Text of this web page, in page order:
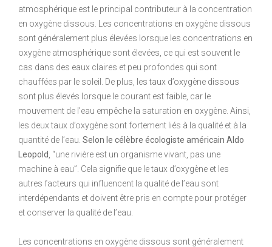
atmosphérique est le principal contributeur à la concentration
en oxygène dissous. Les concentrations en oxygène dissous
sont généralement plus élevées lorsque les concentrations en
oxygène atmosphérique sont élevées, ce qui est souvent le
cas dans des eaux claires et peu profondes qui sont
chauffées par le soleil. De plus, les taux d’oxygène dissous
sont plus élevés lorsque le courant est faible, car le
mouvement de l’eau empêche la saturation en oxygène. Ainsi,
les deux taux d’oxygène sont fortement liés à la qualité et à la
quantité de l’eau. Selon le célèbre écologiste américain Aldo
Leopold , “une rivière est un organisme vivant, pas une
machine à eau”. Cela signifie que le taux d’oxygène et les
autres facteurs qui influencent la qualité de l’eau sont
interdépendants et doivent être pris en compte pour protéger
et conserver la qualité de l’eau.
Les concentrations en oxygène dissous sont généralement